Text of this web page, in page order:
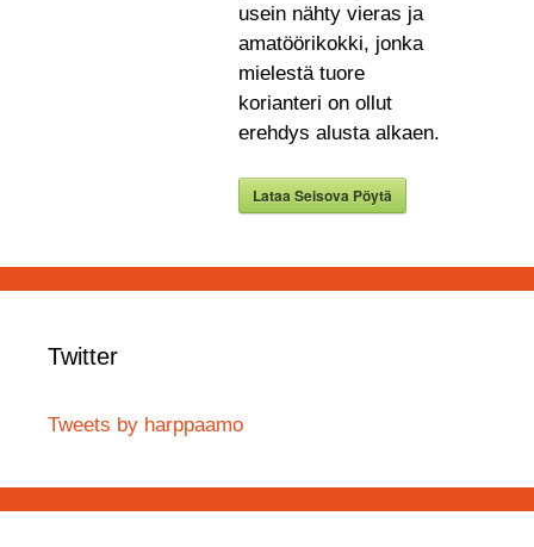
usein nähty vieras ja
amatöörikokki, jonka
mielestä tuore
korianteri on ollut
erehdys alusta alkaen.
Lataa Seisova Pöytä
Twitter
Tweets by harppaamo